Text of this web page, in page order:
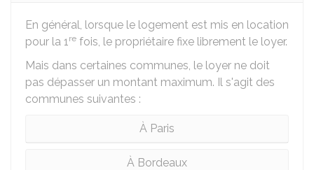
En général, lorsque le logement est mis en location
pour la 1re fois, le propriétaire fixe librement le loyer.
Mais dans certaines communes, le loyer ne doit
pas dépasser un montant maximum. Il s'agit des
communes suivantes :
À Paris
À Bordeaux